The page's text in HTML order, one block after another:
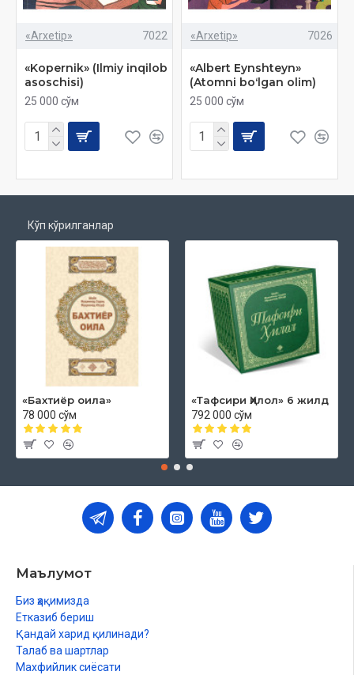
«Arxetip» 7022
«Kopernik» (Ilmiy inqilob
asoschisi)
25 000 сўм
«Arxetip» 7026
«Albert Eynshteyn»
(Atomni boʻlgan olim)
25 000 сўм
Кўп кўрилганлар
«Бахтиёр оила»
78 000 сўм
«Тафсири Ҳилол» 6 жилд
792 000 сўм
Маълумот
Биз ҳақимизда
Етказиб бериш
Қандай харид қилинади?
Талаб ва шартлар
Махфийлик сиёсати